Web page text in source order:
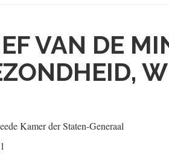
VAN DE
Kamer der Staten-Generaal